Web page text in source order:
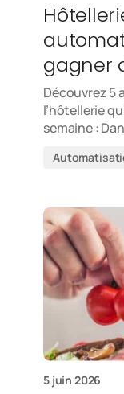
gagner
Découvrez 5
l’hôtellerie
semaine :
5 juin 2026